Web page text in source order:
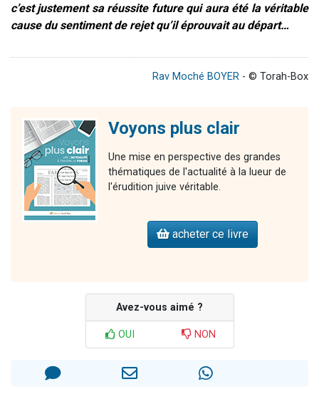
c’est justement sa réussite future qui aura été la véritable
cause du sentiment de rejet qu’il éprouvait au départ…
Rav Moché BOYER - © Torah-Box
Voyons plus clair
Une mise en perspective des grandes
thématiques de l'actualité à la lueur de
l'érudition juive véritable.
acheter ce livre
Avez-vous aimé ?
OUI NON